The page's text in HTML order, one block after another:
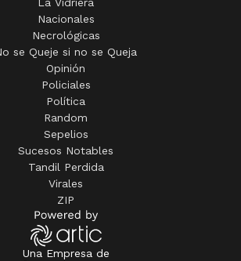
Necrológicas
No se Queje si no se Queja
Opinión
Policiales
Política
Random
Sepelios
Sucesos Notables
Tandil Perdida
Virales
ZIP
Una Empresa de